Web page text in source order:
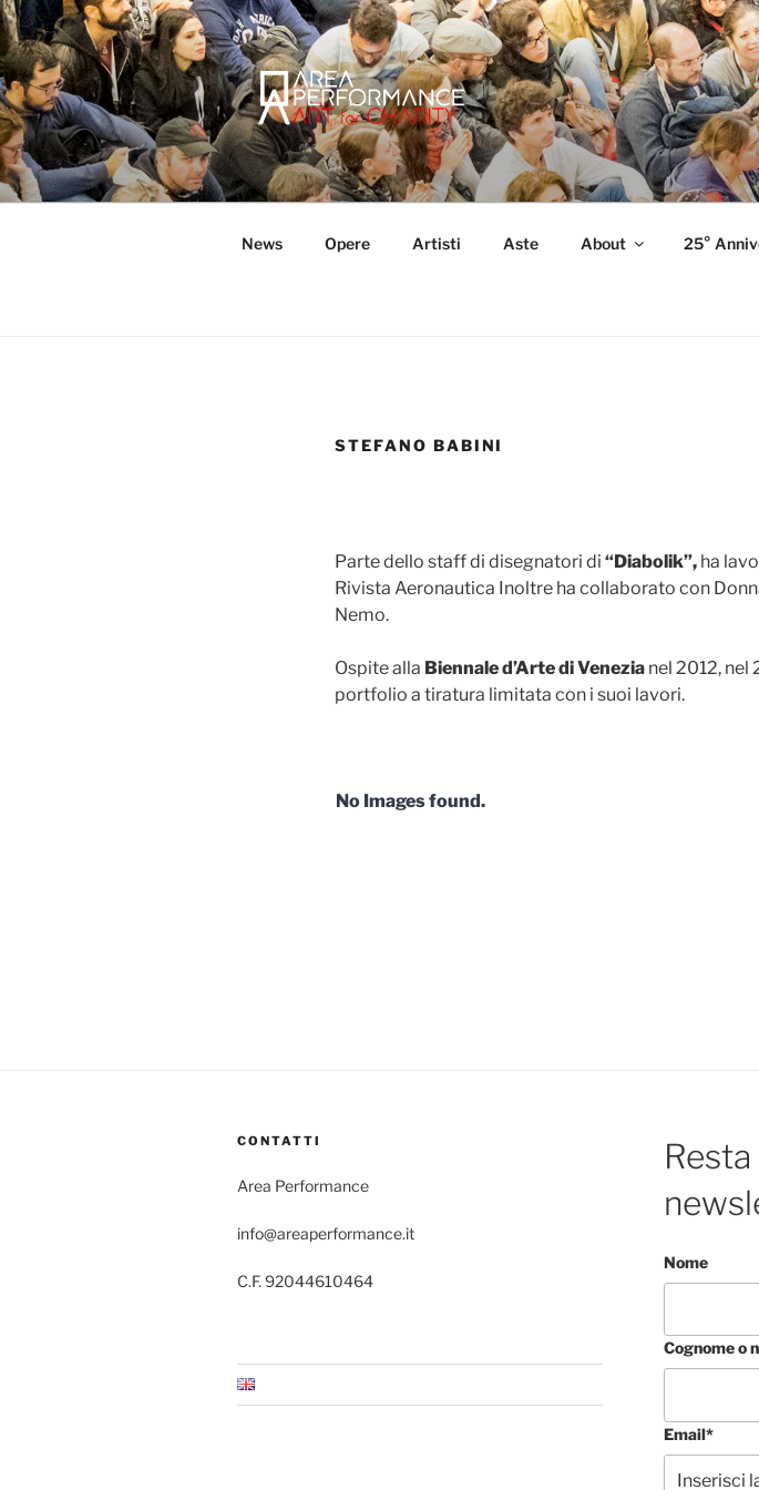
Salta
al
contenuto
AREA PERFORMANCE
Sito ufficiale della Onlus Area Performance.
News Opere Artisti Aste About 25°
STEFANO BABINI
Parte dello staff di disegnatori di “Diabolik”, ha
Rivista Aeronautica Inoltre ha collaborato con
Nemo.
Ospite alla Biennale d’Arte di Venezia nel 2012, nel
portfolio a tiratura limitata con i suoi lavori.
No Images found.
CONTATTI
Area Performance
info@areaperformance.it
C.F. 92044610464
Nome
Cognome o
Email*